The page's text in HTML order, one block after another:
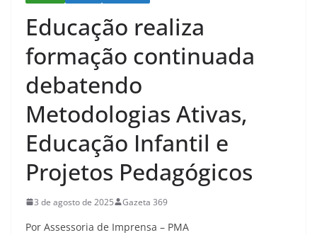
Educação realiza
formação continuada
debatendo
Metodologias Ativas,
Educação Infantil e
Projetos Pedagógicos
3 de agosto de 2025 Gazeta 369
Por Assessoria de Imprensa – PMA